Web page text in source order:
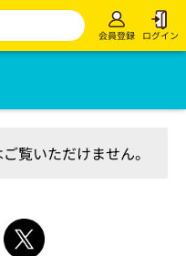
会員登録 ログイン
覧いただけません。